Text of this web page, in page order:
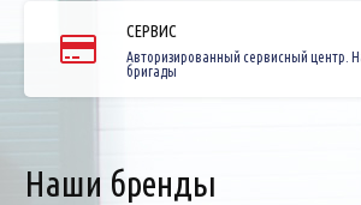
СЕРВИС
Авторизированный сервисный центр.
бригады
Наши бренды